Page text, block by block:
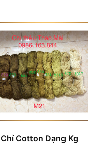
Chỉ Cotton Dạng Kg